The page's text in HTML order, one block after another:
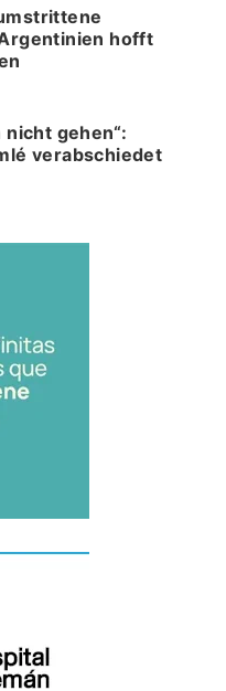
hofft
gehen“:
verabschiedet